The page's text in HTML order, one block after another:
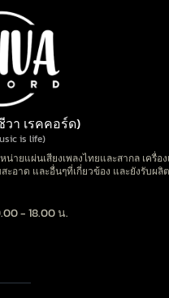
วา เรคคอร์ด)
is life)
น่ายแผ่นเสียงเพลงไทยและสากล เครื่อ
ะอาด และอื่นๆที่เกี่ยวข้อง และยังรับผลิ
- 18.00 น.